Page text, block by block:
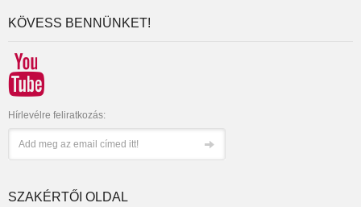
KÖVESS BENNÜNKET!
Hírlevélre feliratkozás:
SZAKÉRTŐI OLDAL